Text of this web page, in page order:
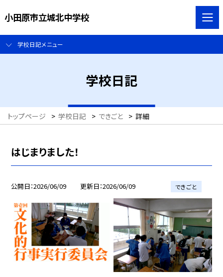
小田原市立城北中学校
学校日記メニュー
学校日記
トップページ > 学校日記 > できごと > 詳細
はじまりました！
公開日 2026/06/09 更新日 2026/06/09 できごと